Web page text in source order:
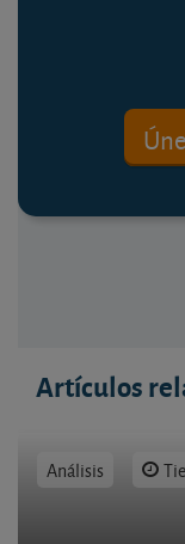
Artículos
Análisis